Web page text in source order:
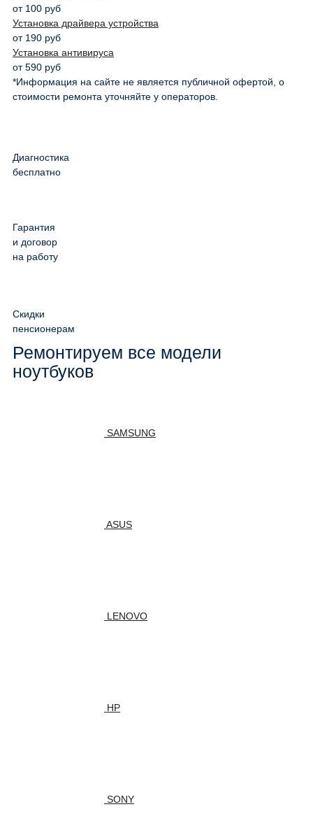
от 100 руб
Установка драйвера устройства
от 190 руб
Установка антивируса
от 590 руб
*Информация на сайте не является публичной офертой, о
стоимости ремонта уточняйте у операторов.
Диагностика
бесплатно
Гарантия
и договор
на работу
Скидки
пенсионерам
Ремонтируем все модели
ноутбуков
SAMSUNG
ASUS
LENOVO
HP
SONY